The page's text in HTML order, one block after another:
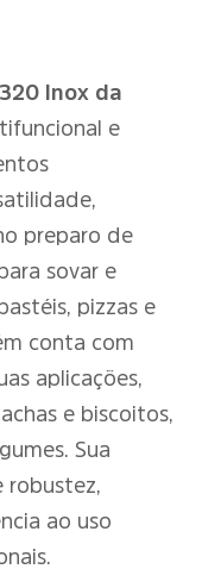
Inox da
e
preparo de
sovar e
pizzas e
conta com
aplicações,
e biscoitos,
Sua
robustez,
ao uso